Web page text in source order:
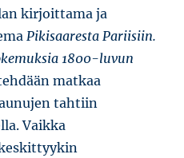
kirjoittama ja
Pikisaaresta Pariisiin.
1800-luvun
matkaa
tahtiin
Vaikka